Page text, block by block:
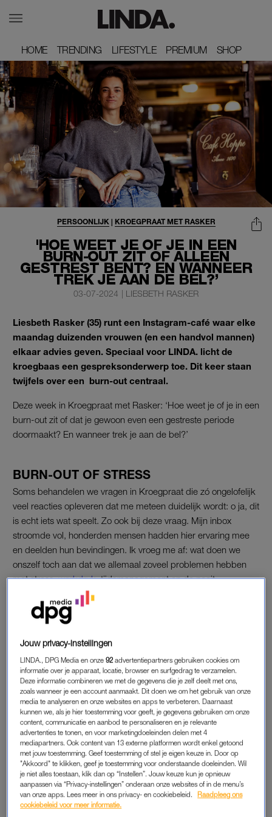
HOME
HOME TRENDING
TRENDING LIFESTYLE
LIFESTYLE PREMIUM
PREMIUM SHOP
SHOP
'HOE WEET JE OF JE IN EEN
BURN-OUT ZIT OF ALLEEN
GESTREST BENT? EN WANNEER
TREK JE AAN DE BEL?’
PERSOONLIJK | KROEGPRAAT MET RASKER
03-07-2024 | LIESBETH RASKER
Liesbeth Rasker (35) runt een Instagram-café waar elke
maandag duizenden vrouwen (en een handvol mannen)
elkaar advies geven. Speciaal voor LINDA. licht de
kroegbaas een gespreksonderwerp toe. Dit keer staan
twijfels over een burn-out centraal.
Deze week in Kroegpraat met Rasker: ‘Hoe weet je of je in een
burn-out zit of dat je gewoon even een gestreste periode
doormaakt? En wanneer trek je aan de bel?’
BURN-OUT OF STRESS
Soms behandelen we vragen in Kroegpraat die zó ongelofelijk
veel reacties opleveren dat me meteen duidelijk wordt: o ja, dit
is echt iets wat speelt. Zo ook bij deze vraag. Mijn inbox
stroomde vol, honderden mensen hadden hier ervaring mee
en deelden hun bevindingen. Ik vroeg me af: wat doen we
onszelf toch aan dat we allemaal zoveel problemen hebben
met stress,werkdruk, tijdsmanagement en de nooit
ophoudende pogingen om het allemaal maar voor elkaar te
boksen.
vloek van de freelancer dat het heel moeilijk is om een goede
balans te vinden in het aantal opdrachten dat je doet, omdat je
toch vaak ook bang bent om ergens ‘nee’ te zeggen. Wie weet
bellen ze je daarna nooit meer!
Zo gebeurt het ook bij mij dat mijn bord geregeld echt veel te
vol is, en ik van gekkigheid niet meer weet hoe ik de weken
door moet komen en ook voortdurend dingen vergeet, te laat
kom, slecht slaap, me continu schuldig voel, etc.
DIE BALANS MOET BETER
Jouw privacy-instellingen
LINDA., DPG Media en onze92 advertentiepartners gebruiken cookies om
informatie over je apparaat, locatie, browser en surfgedrag te verzamelen.
Deze informatie combineren we met de gegevens die je zelf deelt met ons,
zoals wanneer je een account aanmaakt. Dit doen we om het gebruik van onze
media te analyseren en onze websites en apps te verbeteren. Daarnaast
kunnen we, als je hier toestemming voor geeft, je gegevens gebruiken om onze
content, communicatie en aanbod te personaliseren en je relevante
advertenties te tonen, en voor marketingdoeleinden delen met 4
mediapartners. Ook content van 13 externe platformen wordt enkel getoond
met jouw toestemming. Geef toestemming of stel je eigen keuze in. Door op
"Akkoord" te klikken, geef je toestemming voor onderstaande doeleinden. Wil
je niet alles toestaan, klik dan op “Instellen”. Jouw keuze kun je opnieuw
aanpassen via “Privacy-instellingen” onderaan onze websites of in de menu’s
van onze apps. Lees meer in ons privacy- en cookiebeleid.
Raadpleeg ons
cookiebeleid voor meer informatie.